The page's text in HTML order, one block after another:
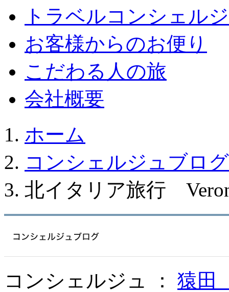
トラベルコンシェル
お客様からのお便り
こだわる人の旅
会社概要
ホーム
コンシェルジュブログ
北イタリア旅行
コンシェルジュ ： 猿